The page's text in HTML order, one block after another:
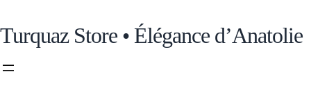
Turquaz Store • Élégance d’Anatolie